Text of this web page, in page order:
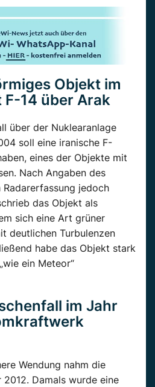
Objekt im
14 über Arak
über der Nuklearanlage
soll eine iranische F-
eines der Objekte mit
Nach Angaben des
jedoch
das Objekt als
sich eine Art grüner
deutlichen Turbulenzen
habe das Objekt stark
ein Meteor“
im Jahr
Wendung nahm die
Damals wurde eine